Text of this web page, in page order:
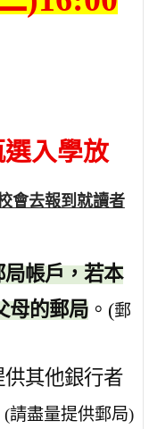
選入學放
會去報到就讀者
帳戶，若本
母的郵局 。(郵
其他銀行者
(請盡量提供郵局)